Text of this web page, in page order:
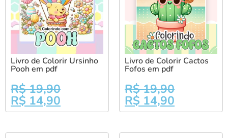
Livro de Colorir Ursinho
Pooh em pdf
R$19,90
R$ 14,90
Livro de Colorir Cactos
Fofos em pdf
R$19,90
R$ 14,90